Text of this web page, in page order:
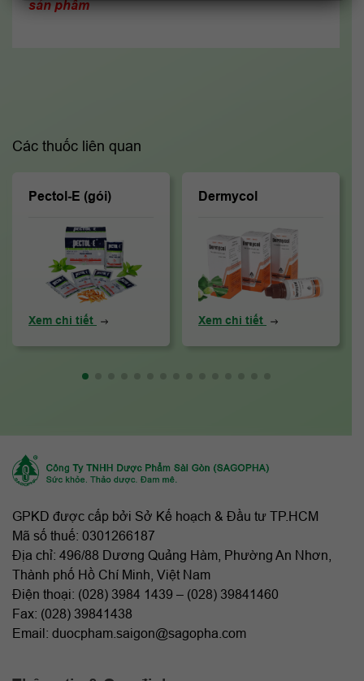
sản phẩm
Các thuốc liên quan
Pectol-E (gói)
Xem chi tiết
Dermycol
Xem chi tiết
GPKD được cấp bởi Sở Kế hoạch & Đầu tư TP.HCM
Mã số thuế: 0301266187
Địa chỉ: 496/88 Dương Quảng Hàm, Phường An Nhơn,
Thành phố Hồ Chí Minh, Việt Nam
Điện thoại: (028) 3984 1439 – (028) 39841460
Fax: (028) 39841438
Email: duocpham.saigon@sagopha.com